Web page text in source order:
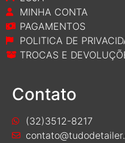
MINHA CONTA
PAGAMENTOS
POLITICA DE
TROCAS E
Contato
(32)3512-8217